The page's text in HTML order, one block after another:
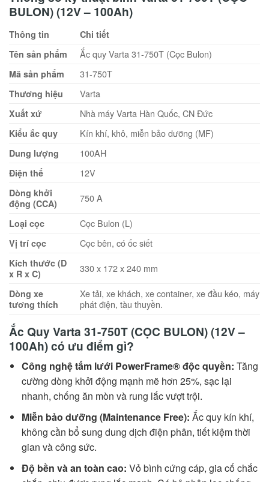
BULON) (12V – 100Ah)
Thông tin
Chi tiết
Tên sản phẩm
Ắc quy Varta 31-750T (Cọc Bulon)
Mã sản phẩm 31-750T
Thương hiệu Varta
Xuất xứ Nhà máy Varta Hàn Quốc, CN Đức
Kiểu ắc quy Kín khí, khô, miễn bảo dưỡng (MF)
Dung lượng 100AH
Điện thế 12V
Dòng khởi
động (CCA)
750 A
Loại cọc Cọc Bulon (L)
Vị trí cọc Cọc bên, có ốc siết
Kích thước (D
x R x C)
330 x 172 x 240 mm
Dòng xe
tương thích
Xe tải, xe khách, xe container, xe đầu kéo, máy
phát điện, tàu thuyền.
Ắc Quy Varta 31-750T (CỌC BULON) (12V –
100Ah) có ưu điểm gì?
Công nghệ tấm lưới PowerFrame® độc quyền: Tăng
cường dòng khởi động mạnh mẽ hơn 25%, sạc lại
nhanh, chống ăn mòn và rung lắc vượt trội.
Miễn bảo dưỡng (Maintenance Free): Ắc quy kín khí,
không cần bổ sung dung dịch điện phân, tiết kiệm thời
gian và công sức.
Độ bền và an toàn cao: Vỏ bình cứng cáp, gia cố chắc